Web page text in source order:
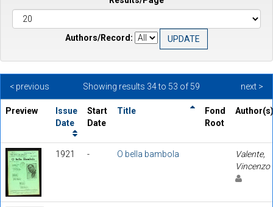
Authors/Record:
Showing results 34 to 53 of 59
< previous next >
Preview
Issue
Date
Start
Date
Title
Fond
Root
Author(s)
1921 - O bella bambola
Valente,
Vincenzo